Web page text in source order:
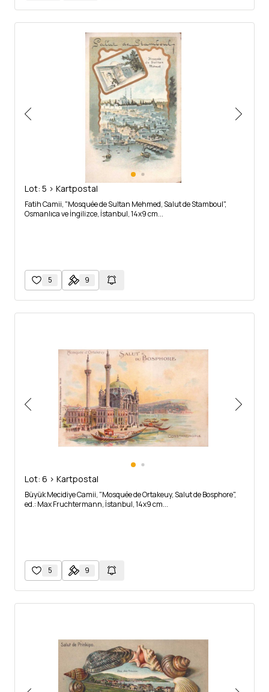
Lot: 5 > Kartpostal
Fatih Camii, "Mosquée de Sultan Mehmed, Salut de Stamboul",
Osmanlıca ve İngilizce, İstanbul, 14x9 cm...
5 9
Lot: 6 > Kartpostal
Büyük Mecidiye Camii, "Mosquée de Ortakeuy, Salut de Bosphore",
ed.: Max Fruchtermann, İstanbul, 14x9 cm...
5 9